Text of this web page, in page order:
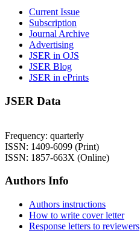
Current Issue
Subscription
Journal Archive
Advertising
JSER in OJS
JSER Blog
JSER in ePrints
JSER Data
Frequency: quarterly
ISSN: 1409-6099 (Print)
ISSN: 1857-663X (Online)
Authors Info
Authors instructions
How to write cover letter
Response letters to reviewers